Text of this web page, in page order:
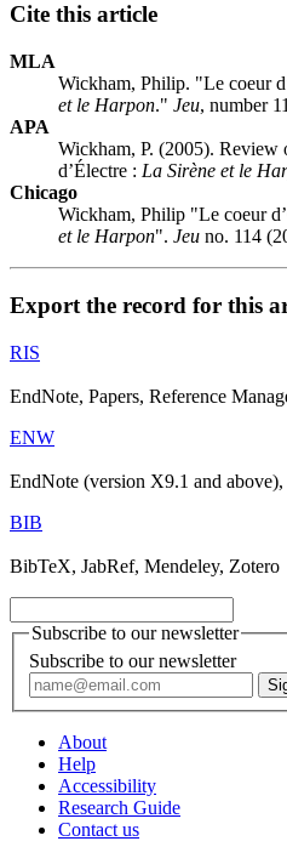
Cite this article
MLA
Wickham, Philip. "Le coeur
et le Harpon." Jeu, number
APA
Wickham, P. (2005). Review
d’Électre : La Sirène et le
Chicago
Wickham, Philip "Le coeur
et le Harpon". Jeu no. 114
Export the record for this
RIS
EndNote, Papers, Reference
ENW
EndNote (version X9.1 and
BIB
BibTeX, JabRef, Mendeley, Zotero
Subscribe to our newsletter
Subscribe to our newsletter
About
Help
Accessibility
Research Guide
Contact us